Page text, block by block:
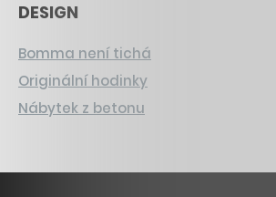
DESIGN
Bomma není tichá
Originální hodinky
Nábytek z betonu